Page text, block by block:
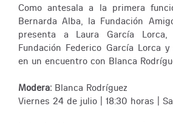
Como antesala a la primera
Bernarda Alba, la Fundación
presenta a Laura García
Fundación Federico García Lorca
en un encuentro con Blanca
Modera: Blanca Rodríguez
Viernes 24 de julio | 18:30 horas |